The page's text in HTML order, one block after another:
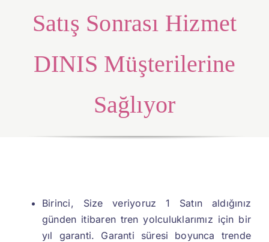
Satış Sonrası Hizmet
DINIS Müşterilerine
Sağlıyor
Birinci, Size veriyoruz 1 Satın aldığınız
günden itibaren tren yolculuklarımız için bir
yıl garanti. Garanti süresi boyunca trende